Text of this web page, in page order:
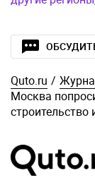
Quto.ru /
Москва